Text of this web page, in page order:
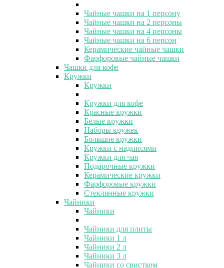
Чайные чашки на 1 персону
Чайные чашки на 2 персоны
Чайные чашки на 4 персоны
Чайные чашки на 6 персон
Керамические чайные чашки
Фарфоровые чайные чашки
Чашки для кофе
Кружки
Кружки
Кружки для кофе
Красные кружки
Белые кружки
Наборы кружек
Большие кружки
Кружки с надписями
Кружки для чая
Подарочные кружки
Керамические кружки
Фарфоровые кружки
Стеклянные кружки
Чайники
Чайники
Чайники для плиты
Чайники 1 л
Чайники 2 л
Чайники 3 л
Чайники со свистком